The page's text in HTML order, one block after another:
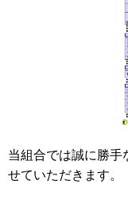
当組合では誠に勝手
せていただきます。